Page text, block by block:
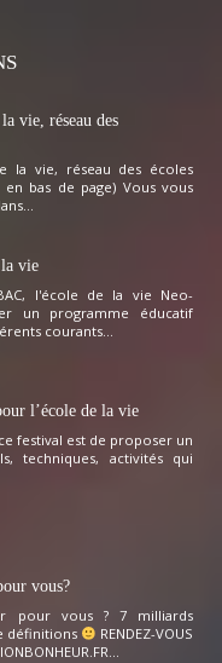
vie, réseau des
la vie, réseau des écoles
bas de page) Vous vous
vie
l'école de la vie Neo-
un programme éducatif
courants...
l’école de la vie
festival est de proposer un
techniques, activités qui
vous?
pour vous ? 7 milliards
définitions
RENDEZ-VOUS